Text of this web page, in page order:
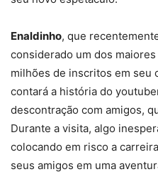
Enaldinho, que
considerado um dos
milhões de inscritos em seu
contará a história do
descontração com amigos,
Durante a visita, algo
colocando em risco a
seus amigos em uma